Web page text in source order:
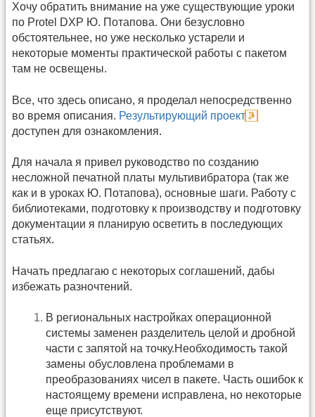
Хочу обратить внимание на уже существующие уроки
по Protel DXP Ю. Потапова. Они безусловно
обстоятельнее, но уже несколько устарели и
некоторые моменты практической работы с пакетом
там не освещены.
Все, что здесь описано, я проделал непосредственно
во время описания. Результирующий проект
доступен для ознакомления.
Для начала я привел руководство по созданию
несложной печатной платы мультивибратора (так же
как и в уроках Ю. Потапова), основные шаги. Работу с
библиотеками, подготовку к производству и подготовку
документации я планирую осветить в последующих
статьях.
Начать предлагаю с некоторых соглашений, дабы
избежать разночтений.
В региональных настройках операционной
системы заменен разделитель целой и дробной
части с запятой на точку.Необходимость такой
замены обусловлена проблемами в
преобразованиях чисел в пакете. Часть ошибок к
настоящему времени исправлена, но некоторые
еще присутствуют.